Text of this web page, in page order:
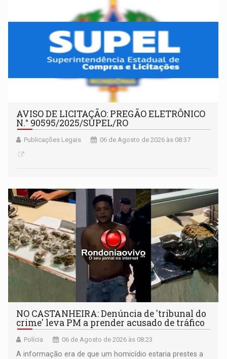
AVISO DE LICITAÇÃO: PREGÃO ELETRÔNICO
N.° 90595/2025/SUPEL/RO
Publicações Legais 06 de Agosto de 2026 às 08:37
NO CASTANHEIRA: ​Denúncia de 'tribunal do
crime' leva PM a prender acusado de tráfico
Polícia 06 de Agosto de 2026 às 08:23
A informação era de que um homicídio estaria prestes a